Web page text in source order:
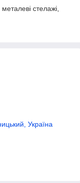
стелажі,
стелажі
виробничих
горки,
Україна